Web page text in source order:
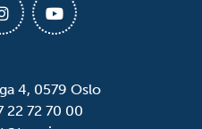
4, 0579 Oslo
22 72 70 00